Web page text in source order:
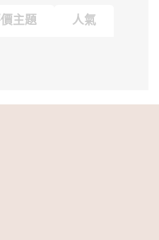
主題 人氣